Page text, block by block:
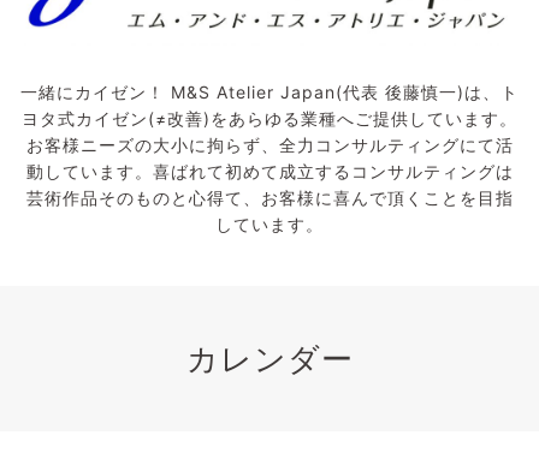
一緒にカイゼン！ M&S Atelier Japan(代表 後藤慎一)は、ト
ヨタ式カイゼン(≠改善)をあらゆる業種へご提供しています。
お客様ニーズの大小に拘らず、全力コンサルティングにて活
動しています。喜ばれて初めて成立するコンサルティングは
芸術作品そのものと心得て、お客様に喜んで頂くことを目指
しています。
カレンダー